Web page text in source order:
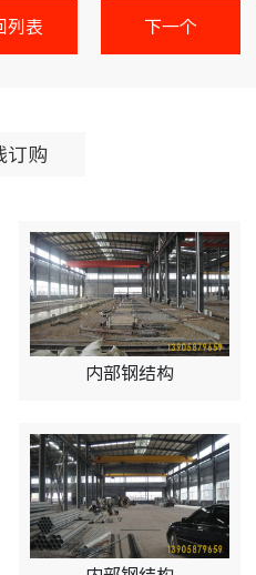
列表 下一个
订购
内部钢结构